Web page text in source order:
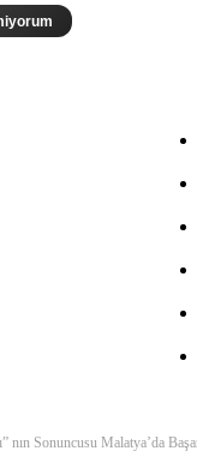
Sonuncusu Malatya’da